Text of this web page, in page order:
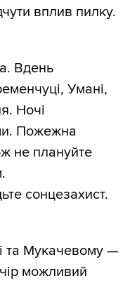
вплив пилку.
Вдень
Умані,
Ночі
Пожежна
не плануйте
сонцезахист.
та Мукачевому —
можливий